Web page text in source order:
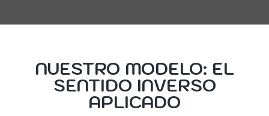
NUESTRO MODELO: EL
SENTIDO INVERSO
APLICADO